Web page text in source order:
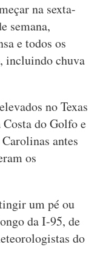
na sexta-
semana,
e todos os
incluindo chuva
no Texas
do Golfo e
antes
os
um pé ou
da I-95, de
do